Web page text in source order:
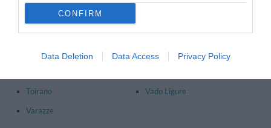
CONFIRM
Data Deletion Data Access Privacy Policy
Celle Ligure
Finale Ligure
Laigueglia
Loano
Quiliano
Toirano
Vado Ligure
Varazze